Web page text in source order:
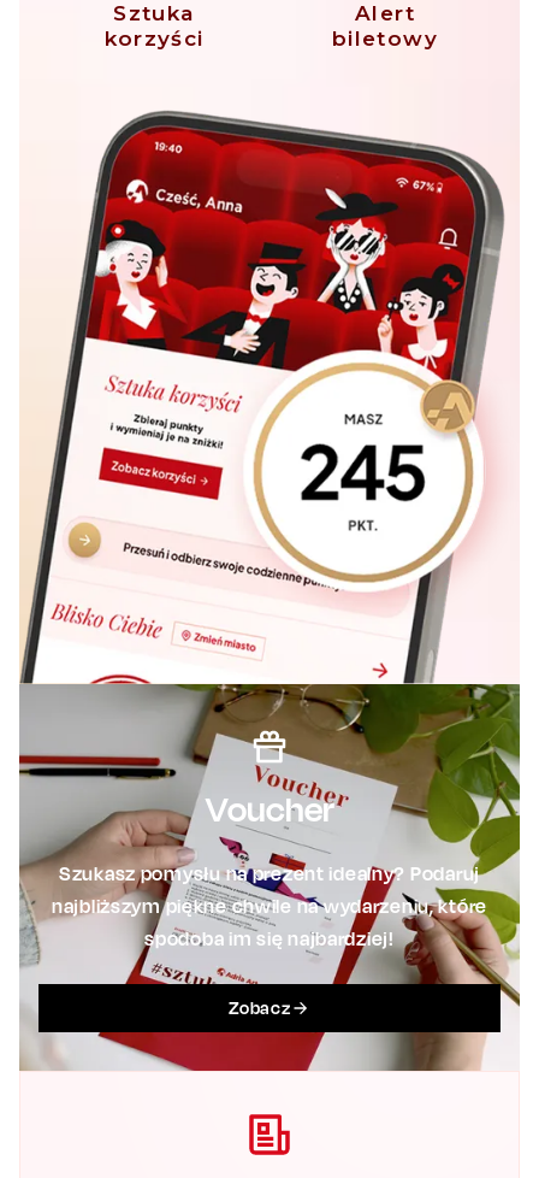
Sztuka
korzyści
Alert
biletowy
Voucher
Szukasz pomysłu na prezent idealny? Podaruj
najbliższym piękne chwile na wydarzeniu, które
spodoba im się najbardziej!
Zobacz